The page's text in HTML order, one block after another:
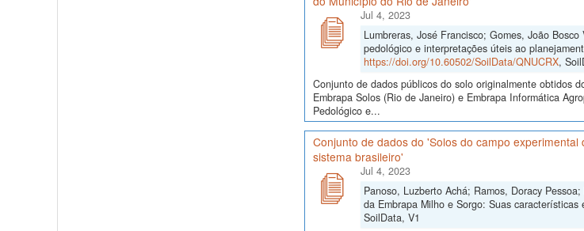
Jul 4, 2023
Lumbreras, José Francisco; Gomes, João
pedológico e interpretações úteis ao
https://doi.org/10.60502/SoilData/QNUCRX,
Conjunto de dados públicos do solo originalmente obtidos
Embrapa Solos (Rio de Janeiro) e Embrapa Informática
Pedológico e...
Conjunto de dados do 'Solos do campo
sistema brasileiro'
Jul 4, 2023
Panoso, Luzberto Achá; Ramos, Doracy
da Embrapa Milho e Sorgo: Suas
SoilData, V1